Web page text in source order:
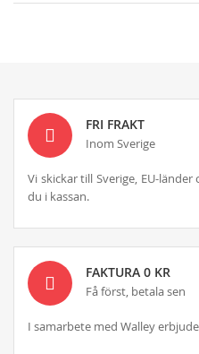
FRI FRAKT
Inom Sverige
Vi skickar till Sverige, EU-
du i kassan.
FAKTURA 0 KR
Få först, betala sen
I samarbete med Walley